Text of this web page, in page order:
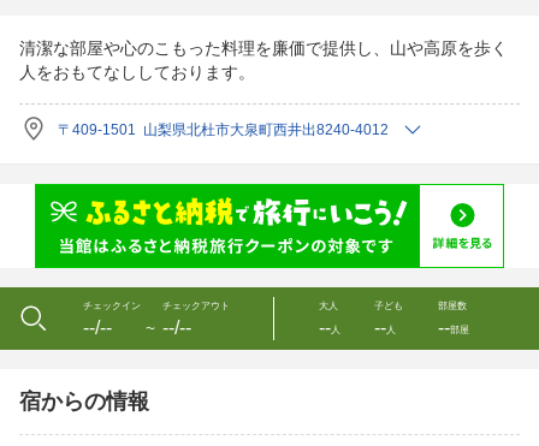
清潔な部屋や心のこもった料理を廉価で提供し、山や高原を歩く
人をおもてなししております。
〒409-1501 山梨県北杜市大泉町西井出8240-4012
チェックイン
--/-- 〜
チェックアウト
--/--
大人
--人
子ども
--人
部屋数
--部屋
宿からの情報